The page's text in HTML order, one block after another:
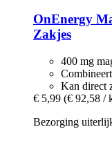
OnEnergy
Zakjes
400 mg
Kan direct
€ 5,99 (€ 92,58 /
Bezorging